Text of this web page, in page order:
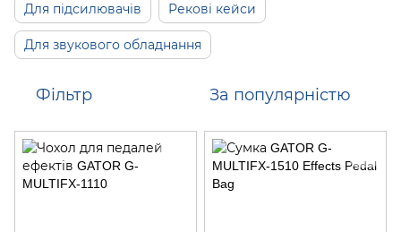
Для підсилювачів Рекові кейси
Для звукового обладнання
Фільтр За популярністю